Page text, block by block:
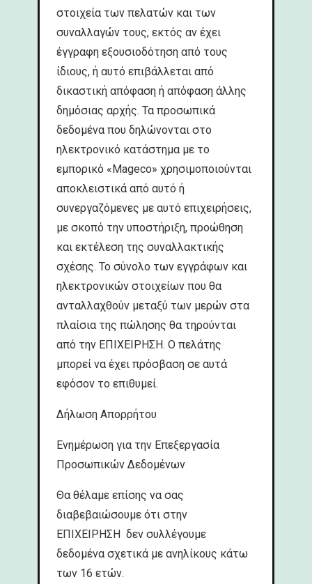
στοιχεία των πελατών και των
συναλλαγών τους, εκτός αν έχει
έγγραφη εξουσιοδότηση από τους
ίδιους, ή αυτό επιβάλλεται από
δικαστική απόφαση ή απόφαση άλλης
δημόσιας αρχής. Τα προσωπικά
δεδομένα που δηλώνονται στο
ηλεκτρονικό κατάστημα με το
εμπορικό «Mageco» χρησιμοποιούνται
αποκλειστικά από αυτό ή
συνεργαζόμενες με αυτό επιχειρήσεις,
με σκοπό την υποστήριξη, προώθηση
και εκτέλεση της συναλλακτικής
σχέσης. Το σύνολο των εγγράφων και
ηλεκτρονικών στοιχείων που θα
ανταλλαχθούν μεταξύ των μερών στα
πλαίσια της πώλησης θα τηρούνται
από την ΕΠΙΧΕΙΡΗΣΗ. Ο πελάτης
μπορεί να έχει πρόσβαση σε αυτά
εφόσον το επιθυμεί.
Δήλωση Απορρήτου
Ενημέρωση για την Επεξεργασία
Προσωπικών Δεδομένων
Θα θέλαμε επίσης να σας
διαβεβαιώσουμε ότι στην
ΕΠΙΧΕΙΡΗΣΗ δεν συλλέγουμε
δεδομένα σχετικά με ανηλίκους κάτω
των 16 ετών.